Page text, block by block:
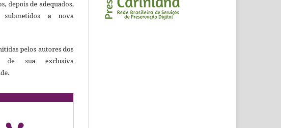
depois de adequados,
submetidos a nova
pelos autores dos
de sua exclusiva